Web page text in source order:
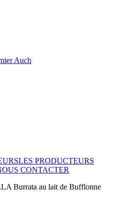
Auch
LES PRODUCTEURS
CONTACTER
Burrata au lait de Bufflonne